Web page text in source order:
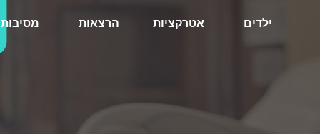
ילדים אטרקציות הרצאות מסיבות